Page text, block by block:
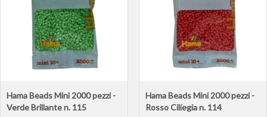
Hama Beads Mini 2000 pezzi -
Verde Brillante n. 115
Hama Beads Mini 2000 pezzi -
Rosso Ciliegia n. 114